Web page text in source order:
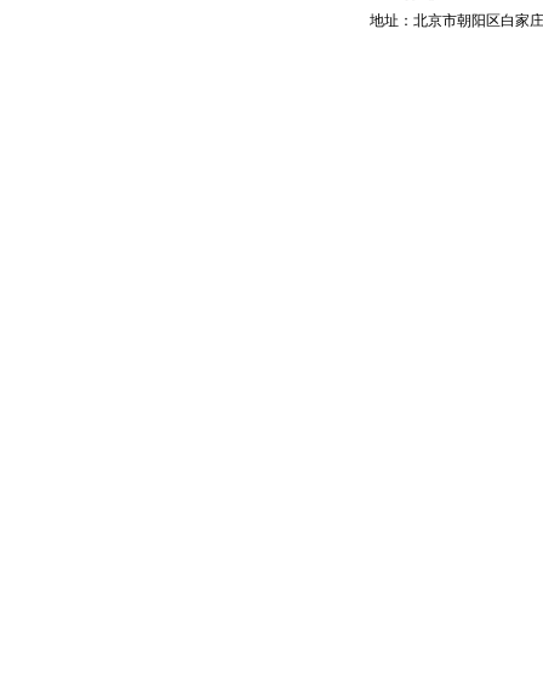
地址：北京市朝阳区白家